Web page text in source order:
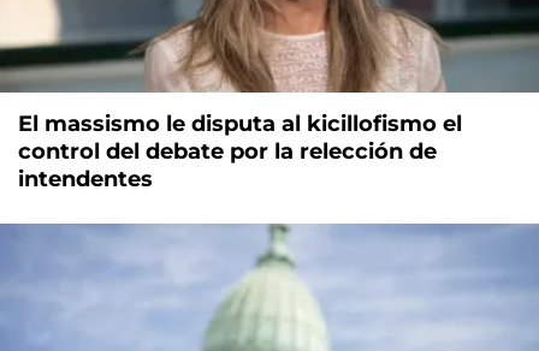
El massismo le disputa al kicillofismo el
control del debate por la relección de
intendentes